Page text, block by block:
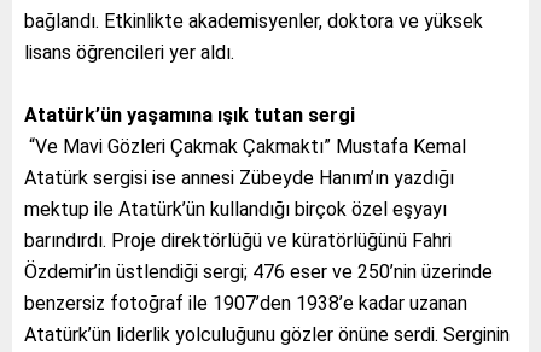
bağlandı. Etkinlikte akademisyenler, doktora ve yüksek
lisans öğrencileri yer aldı.
Atatürk’ün yaşamına ışık tutan sergi
“Ve Mavi Gözleri Çakmak Çakmaktı” Mustafa Kemal
Atatürk sergisi ise annesi Zübeyde Hanım’ın yazdığı
mektup ile Atatürk’ün kullandığı birçok özel eşyayı
barındırdı. Proje direktörlüğü ve küratörlüğünü Fahri
Özdemir’in üstlendiği sergi; 476 eser ve 250’nin üzerinde
benzersiz fotoğraf ile 1907’den 1938’e kadar uzanan
Atatürk’ün liderlik yolculuğunu gözler önüne serdi. Serginin